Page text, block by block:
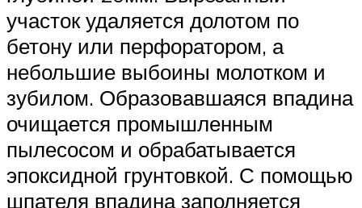
участок удаляется долотом по
бетону или перфоратором, а
небольшие выбоины молотком и
зубилом. Образовавшаяся впадина
очищается промышленным
пылесосом и обрабатывается
эпоксидной грунтовкой. С помощью
шпателя впадина заполняется